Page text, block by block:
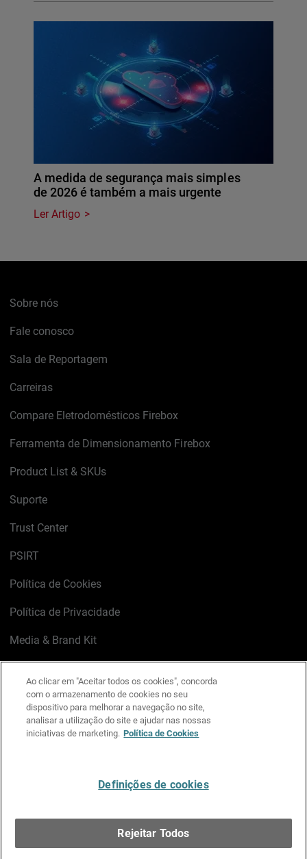
A medida de segurança mais simples
de 2026 é também a mais urgente
Ler Artigo
Sobre nós
Fale conosco
Sala de Reportagem
Carreiras
Compare Eletrodomésticos Firebox
Ferramenta de Dimensionamento Firebox
Product List & SKUs
Suporte
Trust Center
PSIRT
Política de Cookies
Política de Privacidade
Media & Brand Kit
LinkedIn
X FacebookInstagram
YouTube
Ao clicar em "Aceitar todos os cookies", concorda
com o armazenamento de cookies no seu
dispositivo para melhorar a navegação no site,
analisar a utilização do site e ajudar nas nossas
iniciativas de marketing. Política de Cookies
Definições de cookies
Rejeitar Todos